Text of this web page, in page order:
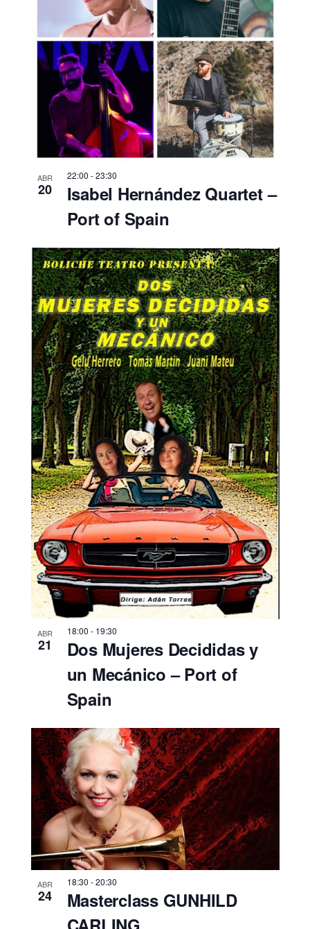
ABR
20
22:00 -23:30
Isabel Hernández Quartet –
Port of Spain
ABR
21
18:00 - 19:30
Dos Mujeres Decididas y
un Mecánico – Port of
Spain
ABR
24
18:30 -20:30
Masterclass GUNHILD